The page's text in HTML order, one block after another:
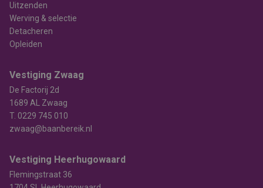
Uitzenden
Werving & selectie
Detacheren
Opleiden
Vestiging Zwaag
De Factorij 2d
1689 AL Zwaag
T. 0229 745 010
zwaag@baanbereik.nl
Vestiging Heerhugowaard
Flemingstraat 36